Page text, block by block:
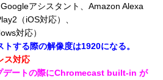
アシスタント、Amazon Alexa
（iOS対応）、
対応）
する際の解像度は1920になる。
ス対応
デートの際にChromecast built-in が